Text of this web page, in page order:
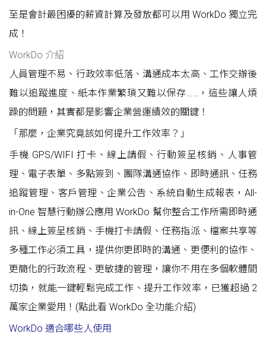
至是會計最困擾的薪資計算及發放都可以用 WorkDo 獨立完
成！
WorkDo 介紹
人員管理不易、行政效率低落、溝通成本太高、工作交辦後
難以追蹤進度、紙本作業繁瑣又難以保存……，這些讓人煩
躁的問題，其實都是影響企業營運績效的關鍵！
「那麼，企業究竟該如何提升工作效率？」
手機 GPS/WIFI 打卡、線上請假、行動簽呈核銷、人事管
理、電子表單、多點簽到、團隊溝通協作、即時通訊、任務
追蹤管理、客戶管理、企業公告、系統自動生成報表，All-
in-One 智慧行動辦公應用 WorkDo 幫你整合工作所需即時通
訊、線上簽呈核銷、手機打卡請假、任務指派、檔案共享等
多種工作必須工具，提供你更即時的溝通、更便利的協作、
更簡化的行政流程、更敏捷的管理，讓你不用在多個軟體間
切換，就能一鍵輕鬆完成工作、提升工作效率，已獲超過 2
萬家企業愛用！(點此看 WorkDo 全功能介紹)
WorkDo 適合哪些人使用